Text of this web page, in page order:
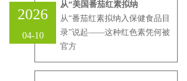
2026
04-10
从“美国番茄红素拟纳
从“番茄红素拟纳入保健食品目
录”说起——这种红色素凭何被
官方